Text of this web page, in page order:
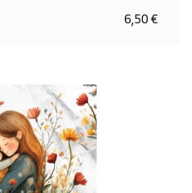
6,50 €